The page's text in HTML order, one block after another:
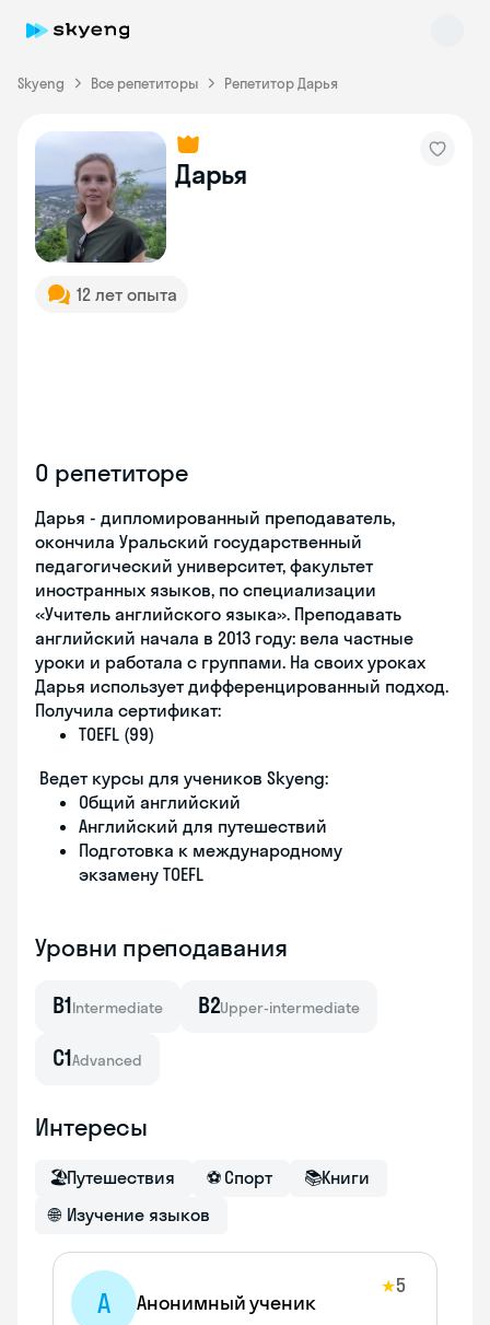
Skyeng Все репетиторы Репетитор Дарья
Дарья
12 лет опыта
О репетиторе
Дарья - дипломированный преподаватель,
окончила Уральский государственный
педагогический университет, факультет
иностранных языков, по специализации
«Учитель английского языка». Преподавать
английский начала в 2013 году: вела частные
уроки и работала с группами. На своих уроках
Дарья использует дифференцированный подход.
Получила сертификат:
TOEFL (99)
Ведет курсы для учеников Skyeng:
Общий английский
Английский для путешествий
Подготовка к международному
экзамену TOEFL
Уровни преподавания
B1Intermediate B2Upper-intermediate
C1Advanced
Интересы
🏖Путешествия ⚽ Спорт 📚Книги
🌐 Изучение языков
А Анонимный ученик
★5
Skyeng Chat
online